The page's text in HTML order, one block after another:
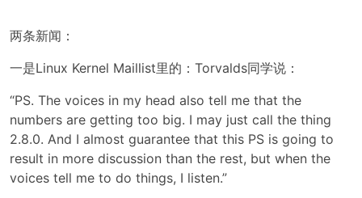
两条新闻：
一是Linux Kernel Maillist里的：Torvalds同学说：
“PS. The voices in my head also tell me that the
numbers are getting too big. I may just call the thing
2.8.0. And I almost guarantee that this PS is going to
result in more discussion than the rest, but when the
voices tell me to do things, I listen.”